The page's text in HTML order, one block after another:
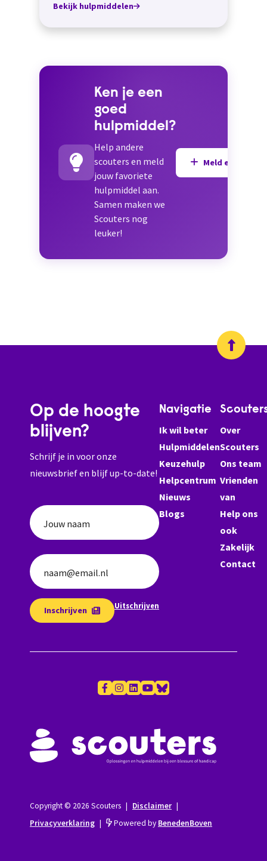
Bekijk hulpmiddelen
Ken je een
goed
hulpmiddel?
Help andere
scouters en meld
jouw favoriete
hulpmiddel aan.
Samen maken we
Scouters nog
leuker!
Meld een
Op de hoogte
blijven?
Schrijf je in voor onze
nieuwsbrief en blijf up-to-date!
Jouw naam
naam@email.nl
Inschrijven Uitschrijven
Navigatie
Ik wil beter
Hulpmiddelen
Keuzehulp
Helpcentrum
Nieuws
Blogs
Over
Scouters
Ons team
Vrienden
van
Help ons
ook
Zakelijk
Contact
Copyright © 2026 Scouters | Disclaimer |
Privacyverklaring | Powered by BenedenBoven